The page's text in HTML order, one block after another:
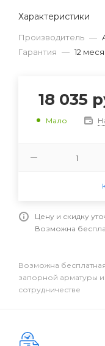
Характеристики
Производитель —
Гарантия — 12
18 035
Мало
Цену и скидку
Возможна
Возможна
запорной арматуры
сотрудничестве